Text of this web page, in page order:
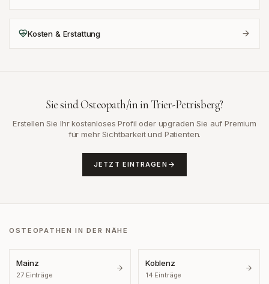
Kosten & Erstattung
Sie sind Osteopath/in in Trier-Petrisberg?
Erstellen Sie Ihr kostenloses Profil oder upgraden Sie auf Premium
für mehr Sichtbarkeit und Patienten.
JETZT EINTRAGEN
OSTEOPATHEN IN DER NÄHE
Mainz
27Einträge
Koblenz
14 Einträge